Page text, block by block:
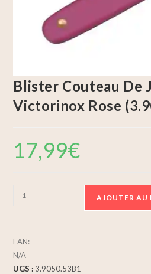
Blister Couteau De
Victorinox Rose
17,99€
AJOUTER AU
EAN:
N/A
UGS : 3.9050.53B1